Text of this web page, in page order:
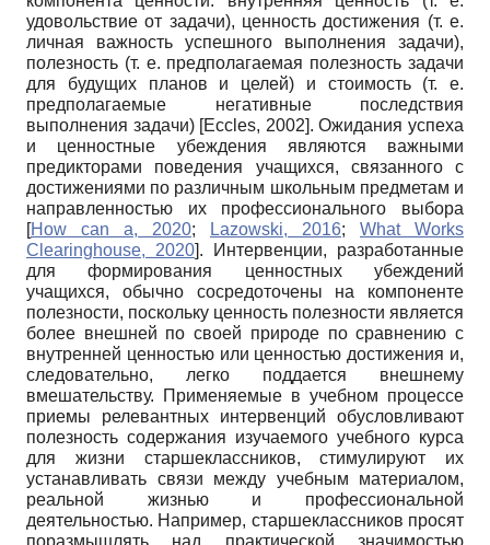
удовольствие от задачи), ценность достижения (т. е.
личная важность успешного выполнения задачи),
полезность (т. е. предполагаемая полезность задачи
для будущих планов и целей) и стоимость (т. е.
предполагаемые негативные последствия
выполнения задачи) [Eccles, 2002]. Ожидания успеха
и ценностные убеждения являются важными
предикторами поведения учащихся, связанного с
достижениями по различным школьным предметам и
направленностью их профессионального выбора
[How can a, 2020; Lazowski, 2016; What Works
Clearinghouse, 2020]. Интервенции, разработанные
для формирования ценностных убеждений
учащихся, обычно сосредоточены на компоненте
полезности, поскольку ценность полезности является
более внешней по своей природе по сравнению с
внутренней ценностью или ценностью достижения и,
следовательно, легко поддается внешнему
вмешательству. Применяемые в учебном процессе
приемы релевантных интервенций обусловливают
полезность содержания изучаемого учебного курса
для жизни старшеклассников, стимулируют их
устанавливать связи между учебным материалом,
реальной жизнью и профессиональной
деятельностью. Например, старшеклассников просят
поразмышлять над практической значимостью